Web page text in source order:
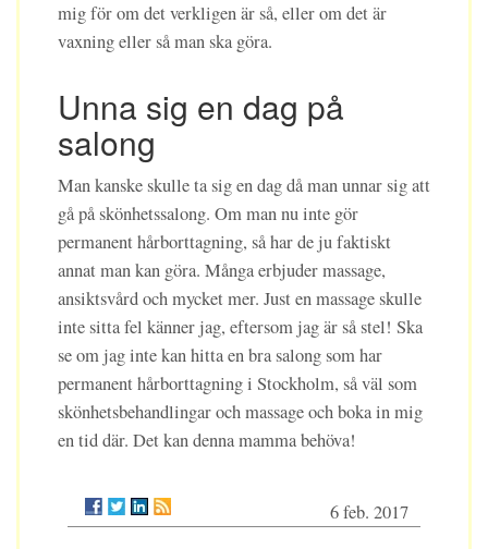
mig för om det verkligen är så, eller om det är
vaxning eller så man ska göra.
Unna sig en dag på
salong
Man kanske skulle ta sig en dag då man unnar sig att
gå på skönhetssalong. Om man nu inte gör
permanent hårborttagning, så har de ju faktiskt
annat man kan göra. Många erbjuder massage,
ansiktsvård och mycket mer. Just en massage skulle
inte sitta fel känner jag, eftersom jag är så stel! Ska
se om jag inte kan hitta en bra salong som har
permanent hårborttagning i Stockholm, så väl som
skönhetsbehandlingar och massage och boka in mig
en tid där. Det kan denna mamma behöva!
6 feb. 2017